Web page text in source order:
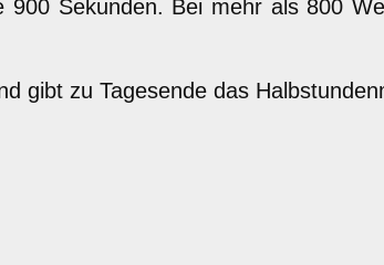
Sekunden. Bei mehr als 800
gibt zu Tagesende das